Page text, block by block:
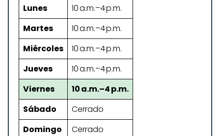
Lunes
10 a.m.–4 p.m.
Martes
10 a.m.–4 p.m.
Miércoles
10 a.m.–4 p.m.
Jueves
10 a.m.–4 p.m.
Viernes
10 a.m.–4 p.m.
Sábado
Cerrado
Domingo
Cerrado